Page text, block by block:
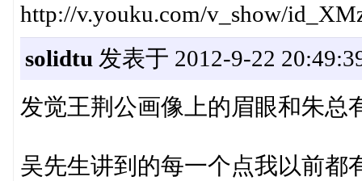
http://v.youku.com/v_show/
solidtu 发表于 2012-9-22
发觉王荆公画像上的眉眼和朱
吴先生讲到的每一个点我以前都